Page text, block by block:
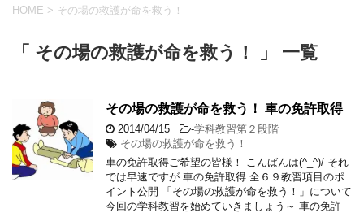
HOME > その場の救護が命を救う！
「 その場の救護が命を救う！ 」 一覧
その場の救護が命を救う！ 車の免許取得
2014/04/15 -学科教習第２段階
その場の救護が命を救う！
車の免許取得ご希望の皆様！ こんばんは(^_^)/ それ
では早速ですが 車の免許取得 全６９教習項目のポ
イント公開 「その場の救護が命を救う！」について
今回の学科教習を始めていきましょう～ 車の免許